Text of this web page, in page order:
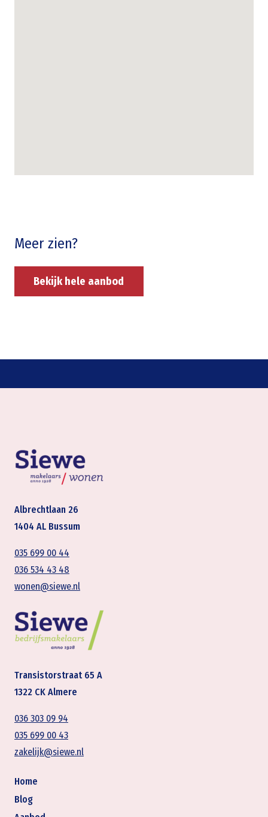
Meer zien?
Bekijk hele aanbod
Albrechtlaan 26
1404 AL Bussum
035 699 00 44
036 534 43 48
wonen@siewe.nl
Transistorstraat 65 A
1322 CK Almere
036 303 09 94
035 699 00 43
zakelijk@siewe.nl
Home
Blog